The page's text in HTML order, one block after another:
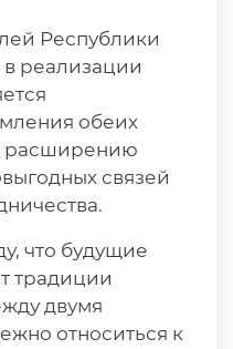
Республики
реализации
обеих
расширению
связей
что будущие
традиции
двумя
относиться к